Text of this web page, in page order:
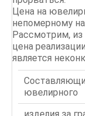
Цена на
непомерному
Рассмотрим, из
цена
является
ювелирного